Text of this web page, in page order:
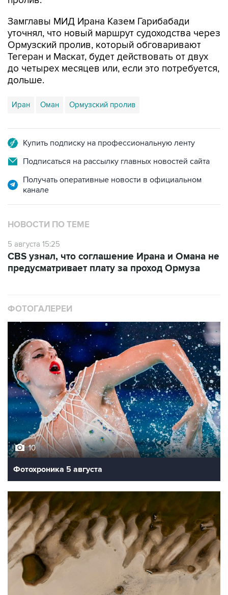
Замглавы МИД Ирана Казем Гарибабади
уточнял, что новый маршрут судоходства через
Ормузский пролив, который обговаривают
Тегеран и Маскат, будет действовать от двух
до четырех месяцев или, если это потребуется,
дольше.
Иран Оман Ормузский пролив
Купить подписку на профессиональную ленту
Подписаться на рассылку главных новостей сайта
Получать оперативные новости в официальном
канале
НОВОСТИ ПО ТЕМЕ
5 августа 15:25
CBS узнал, что соглашение Ирана и Омана не
предусматривает плату за проход Ормуза
ФОТОГАЛЕРЕИ
10
Фотохроника 5 августа